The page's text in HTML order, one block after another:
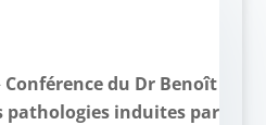
Conférence du Dr Benoît
pathologies induites par